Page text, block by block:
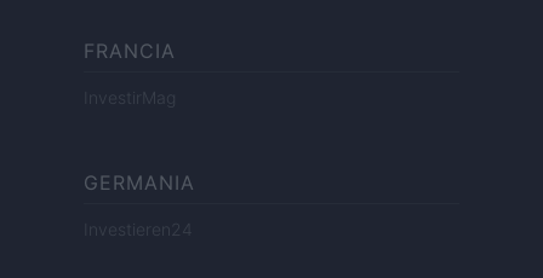
FRANCIA
InvestirMag
GERMANIA
Investieren24